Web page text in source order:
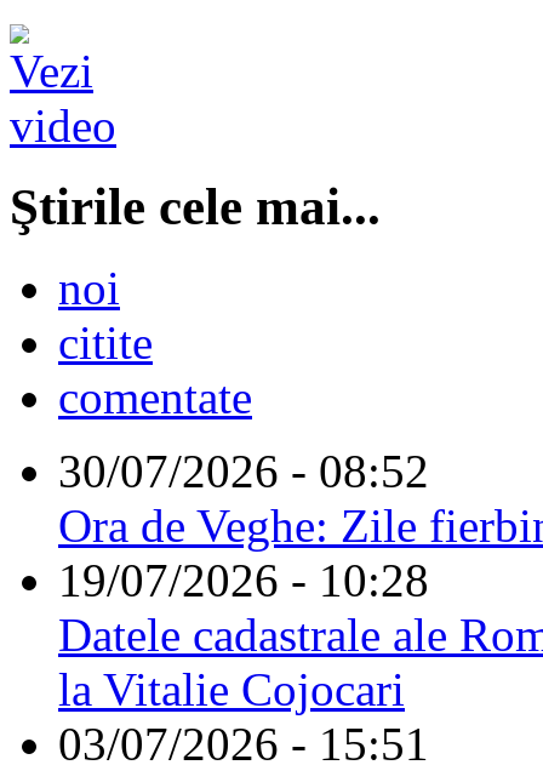
Ştirile cele mai...
noi
citite
comentate
30/07/2026 - 08:52
Ora de Veghe: Zile
19/07/2026 - 10:28
Datele cadastrale ale
la Vitalie Cojocari
03/07/2026 - 15:51